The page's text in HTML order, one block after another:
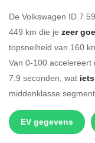
De Volkswagen ID.7
449 km die je zeer
topsnelheid van 160
Van 0-100 accelereert
7.9 seconden, wat
middenklasse
EV gegevens